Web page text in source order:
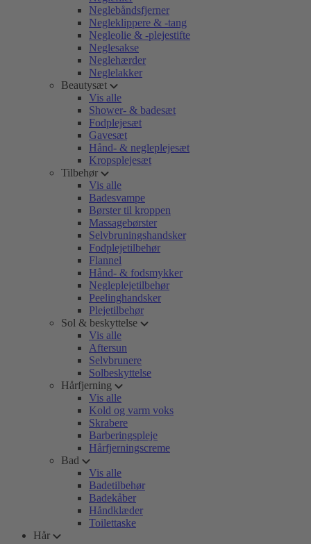
Neglebåndsfjerner
Negleklippere & -tang
Negleolie & -plejestifte
Neglesakse
Neglehærder
Neglelakker
Beautysæt
Vis alle
Shower- & badesæt
Fodplejesæt
Gavesæt
Hånd- & negleplejesæt
Kropsplejesæt
Tilbehør
Vis alle
Badesvampe
Børster til kroppen
Massagebørster
Selvbruningshandsker
Fodplejetilbehør
Flannel
Hånd- & fodsmykker
Negleplejetilbehør
Peelinghandsker
Plejetilbehør
Sol & beskyttelse
Vis alle
Aftersun
Selvbrunere
Solbeskyttelse
Hårfjerning
Vis alle
Kold og varm voks
Skrabere
Barberingspleje
Hårfjerningscreme
Bad
Vis alle
Badetilbehør
Badekåber
Håndklæder
Toilettaske
Hår